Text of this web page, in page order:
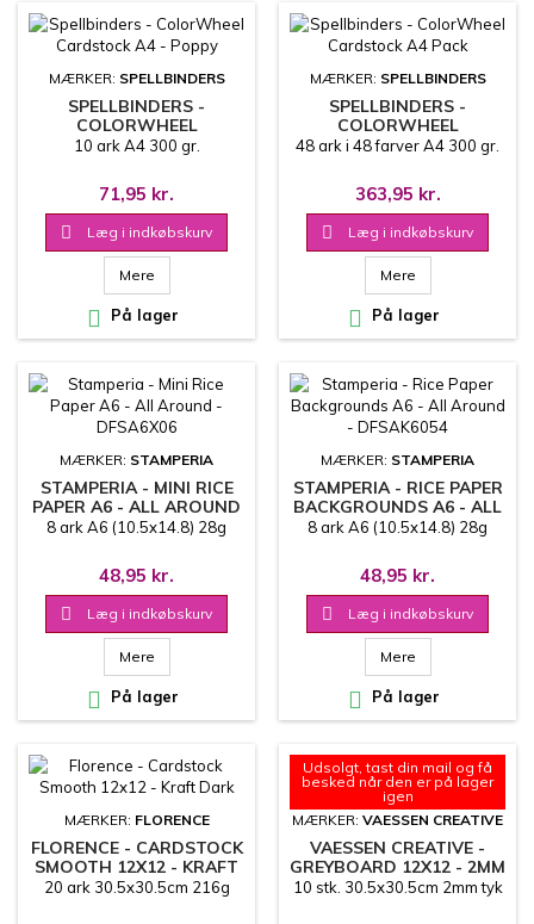
MÆRKER: SPELLBINDERS
SPELLBINDERS -
COLORWHEEL
CARDSTOCK A4 - POPPY
10 ark A4 300 gr.
71,95 kr.
 Læg i indkøbskurv
Mere
 På lager
MÆRKER: SPELLBINDERS
SPELLBINDERS -
COLORWHEEL
CARDSTOCK A4 PACK
48 ark i 48 farver A4 300 gr.
363,95 kr.
 Læg i indkøbskurv
Mere
 På lager
MÆRKER: STAMPERIA
STAMPERIA - MINI RICE
PAPER A6 - ALL AROUND
- DFSA6X06
8 ark A6 (10.5x14.8) 28g
48,95 kr.
 Læg i indkøbskurv
Mere
 På lager
MÆRKER: STAMPERIA
STAMPERIA - RICE PAPER
BACKGROUNDS A6 - ALL
AROUND - DFSAK6054
8 ark A6 (10.5x14.8) 28g
48,95 kr.
 Læg i indkøbskurv
Mere
 På lager
MÆRKER: FLORENCE
FLORENCE - CARDSTOCK
SMOOTH 12X12 - KRAFT
DARK
20 ark 30.5x30.5cm 216g
Udsolgt, tast din mail og få
besked når den er på lager
igen
MÆRKER: VAESSEN CREATIVE
VAESSEN CREATIVE -
GREYBOARD 12X12 - 2MM
10 stk. 30.5x30.5cm 2mm tyk